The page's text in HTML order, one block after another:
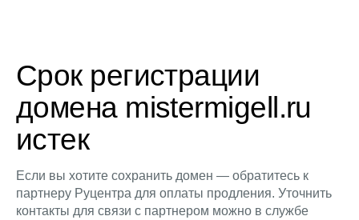
Срок регистрации
домена mistermigell.ru
истек
Если вы хотите сохранить домен — обратитесь к
партнеру Руцентра для оплаты продления. Уточнить
контакты для связи с партнером можно в службе